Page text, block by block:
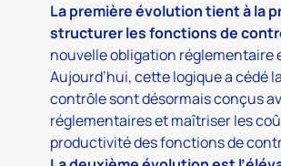
La première évolution tient à la
structurer les fonctions de
nouvelle obligation réglementaire
Aujourd’hui, cette logique a cédé
contrôle sont désormais conçus
réglementaires et maîtriser les
productivité des fonctions de